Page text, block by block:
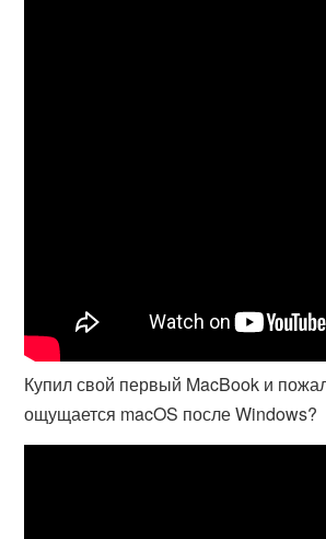
Купил свой первый MacBook и
ощущается macOS после Windows?